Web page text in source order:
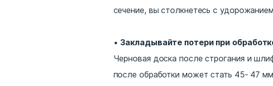
сечение, вы столкнетесь с
Закладывайте потери при
Черновая доска после строгания и
после обработки может стать 45- 47